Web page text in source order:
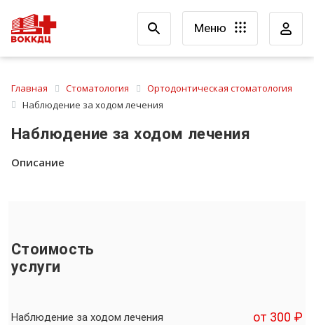
Меню
Главная Стоматология
Ортодонтическая стоматология
Наблюдение за ходом лечения
Наблюдение за ходом лечения
Описание
Стоимость
услуги
Наблюдение за ходом лечения от 300 ₽